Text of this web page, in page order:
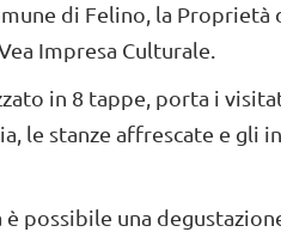
di Felino, la Proprietà
Impresa Culturale.
in 8 tappe, porta i
le stanze affrescate e gli
è possibile una